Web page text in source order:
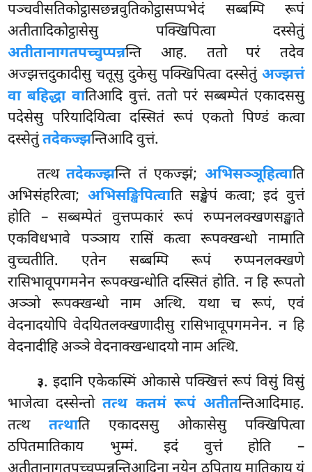
पञ्चवीसतिकोट्ठासछन्नवुतिकोट्ठासप्पभेदं सब्बम्पि रूपं
अतीतादिकोट्ठासेसु पक्खिपित्वा दस्सेतुं
अतीतानागतपच्चुप्पन्नन्ति आह. ततो परं तदेव
अज्झत्तदुकादीसु चतूसु दुकेसु पक्खिपित्वा दस्सेतुं अज्झत्तं
वा बहिद्धा वातिआदि वुत्तं. ततो परं सब्बम्पेतं एकादससु
पदेसेसु परियादियित्वा दस्सितं रूपं एकतो पिण्डं कत्वा
दस्सेतुंतदेकज्झन्तिआदि वुत्तं.
तत्थतदेकज्झन्ति तं एकज्झं; अभिसञ्ञूहित्वाति
अभिसंहरित्वा; अभिसङ्खिपित्वाति सङ्खेपं कत्वा; इदं वुत्तं
होति – सब्बम्पेतं वुत्तप्पकारं रूपं रुप्पनलक्खणसङ्खाते
एकविधभावे पञ्ञाय रासिं कत्वा रूपक्खन्धो नामाति
वुच्चतीति. एतेन सब्बम्पि रूपं रुप्पनलक्खणे
रासिभावूपगमनेन रूपक्खन्धोति दस्सितं होति. न हि रूपतो
अञ्ञो रूपक्खन्धो नाम अत्थि. यथा च रूपं, एवं
वेदनादयोपि वेदयितलक्खणादीसु रासिभावूपगमनेन. न हि
वेदनादीहि अञ्ञे वेदनाक्खन्धादयो नाम अत्थि.
३. इदानि एकेकस्मिं ओकासे पक्खित्तं रूपं विसुं विसुं
भाजेत्वा दस्सेन्तोतत्थ कतमं रूपं अतीतन्तिआदिमाह.
तत्थतत्थाति एकादससु ओकासेसु पक्खिपित्वा
ठपितमातिकाय भुम्मं. इदं वुत्तं होति –